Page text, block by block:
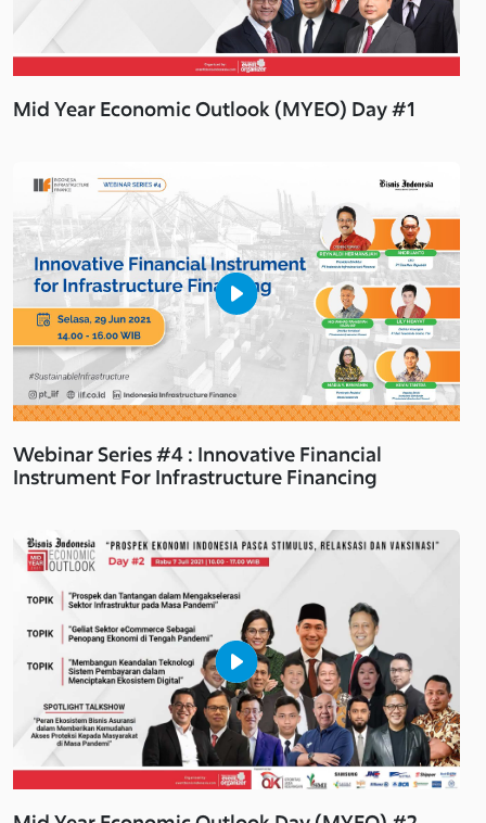
Mid Year Economic Outlook (MYEO) Day #1
Webinar Series #4 : Innovative Financial
Instrument For Infrastructure Financing